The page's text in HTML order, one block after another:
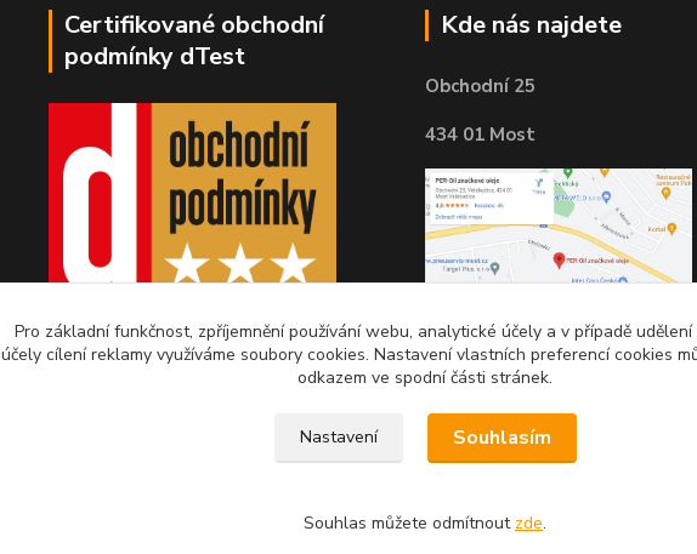
Certifikované obchodní
podmínky dTest
Kde nás najdete
Obchodní 25
434 01 Most
Pro základní funkčnost, zpříjemnění používání webu, analytické účely a v případě
účely cílení reklamy využíváme soubory cookies. Nastavení vlastních preferencí cookies
odkazem ve spodní části stránek.
Nastavení Souhlasím
Souhlas můžete odmítnout zde.